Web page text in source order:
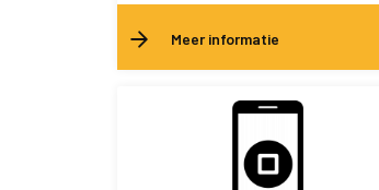
Meer informatie